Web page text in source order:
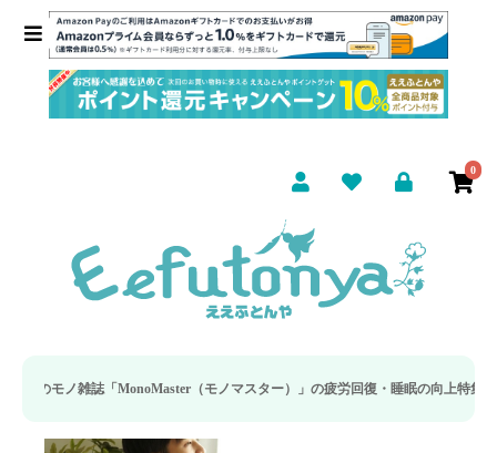
0
マスター）」の疲労回復・睡眠の向上特集に当社のリカバリー枕カバーが取り上